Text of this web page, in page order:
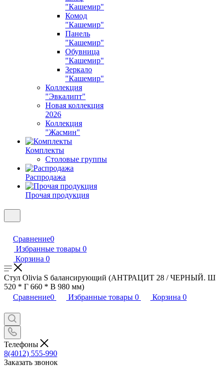
"Кашемир"
Комод
"Кашемир"
Панель
"Кашемир"
Обувница
"Кашемир"
Зеркало
"Кашемир"
Коллекция
"Эвкалипт"
Новая коллекция
2026
Коллекция
"Жасмин"
Комплекты
Столовые группы
Распродажа
Прочая продукция
Сравнение0
Избранные товары 0
Корзина 0
Стул Olivia S балансирующий (АНТРАЦИТ 28 / ЧЕРНЫЙ. Ш
520 * Г 660 * В 980 мм)
Сравнение0 Избранные товары 0 Корзина 0
Телефоны
8(4012) 555-990
Заказать звонок